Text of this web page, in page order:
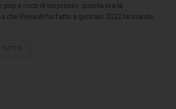
pop e ricco di sorprese»: questa era la
che Renault ha fatto a gennaio 2022 lanciando
TUTTO